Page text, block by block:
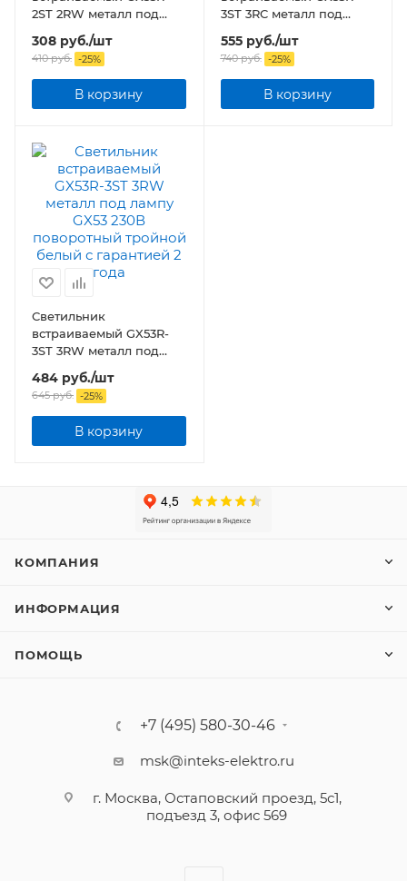
2ST 2RW металл под
лампу GX53 230В
поворотный двойной
белый
308 руб./шт
410руб. -25%
В корзину
3ST 3RC металл под
лампу GX53 230В
поворотный тройной
хром
555руб./шт
740руб. -25%
В корзину
Светильник
встраиваемый GX53R-
3ST 3RW металл под
лампу GX53 230В
поворотный тройной
белый
484 руб./шт
645руб. -25%
В корзину
КОМПАНИЯ
ИНФОРМАЦИЯ
ПОМОЩЬ
+7 (495) 580-30-46
msk@inteks-elektro.ru
г. Москва, Остаповский проезд, 5с1,
подъезд 3, офис 569